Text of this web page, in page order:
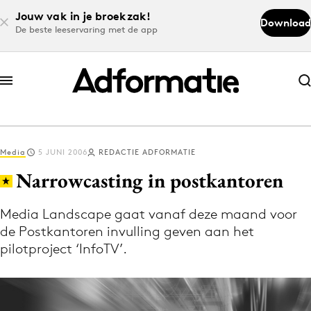
Jouw vak in je broekzak!
De beste leeservaring met de app
Download
Abonneer nu
Abonneer nu
Log in
Download de app
Volg het laatste nieuws via de Adformatie
Nieuws app
Media 5 JUNI 2006 REDACTIE ADFORMATIE
Narrowcasting in postkantoren
Media Landscape gaat vanaf deze maand voor
de Postkantoren invulling geven aan het
pilotproject ‘InfoTV’.